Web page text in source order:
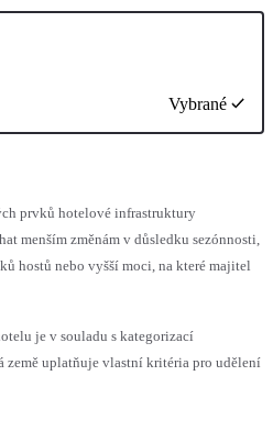
Vybrané
prvků hotelové infrastruktury
menším změnám v důsledku sezónnosti,
hostů nebo vyšší moci, na které majitel
je v souladu s kategorizací
země uplatňuje vlastní kritéria pro udělení